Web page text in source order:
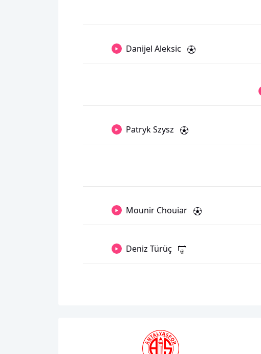
Danijel Aleksic
Patryk Szysz
Mounir Chouiar
Deniz Türüç